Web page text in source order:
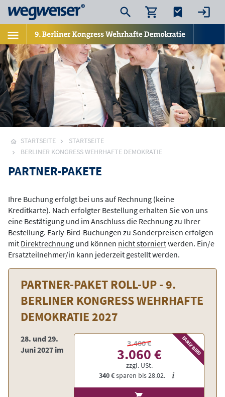
STARTSEITE
STARTSEITE
BERLINER KONGRESS WEHRHAFTE DEMOKRATIE
PARTNER-PAKETE
Ihre Buchung erfolgt bei uns auf Rechnung (keine
Kreditkarte). Nach erfolgter Bestellung erhalten Sie von uns
eine Bestätigung und im Anschluss die Rechnung zu Ihrer
Bestellung. Early-Bird-Buchungen zu Sonderpreisen erfolgen
mit Direktrechnung und können nicht storniertwerden. Ein/e
Ersatzteilnehmer/in kann jederzeit gestellt werden.
PARTNER-PAKET ROLL-UP - 9.
BERLINER KONGRESS WEHRHAFTE
DEMOKRATIE 2027
EARLY BIRD
3.400 €
3.060 €
zzgl. USt.
340 €sparen bis28.02.
28. und 29.
Juni 2027 im